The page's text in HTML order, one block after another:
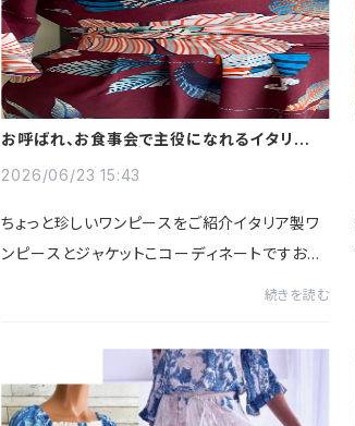
お呼ばれ、お食事会で主役になれるイタリア製
2026/06/23 15:43
ちょっと珍しいワンピースをご紹介イタリア製ワ
ンピースとジャケットこコーディネートですお食
た。若いファッションには...
続きを読む